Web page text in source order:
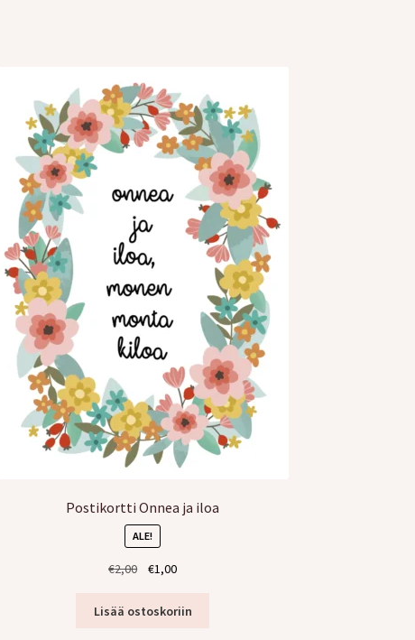
Postikortti Onnea ja iloa
ALE!
€2,00
Alkuperäinen
oli:
€1,00Nykyinen
on:
Lisää ostoskoriin